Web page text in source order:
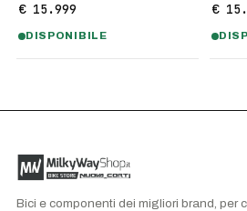
€ 15.999
DISPONIBILE
€
Bici e componenti dei migliori brand, per